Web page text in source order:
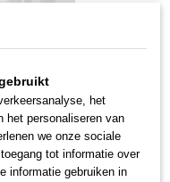
het
het personaliseren van
we onze sociale
tot informatie over
informatie gebruiken in